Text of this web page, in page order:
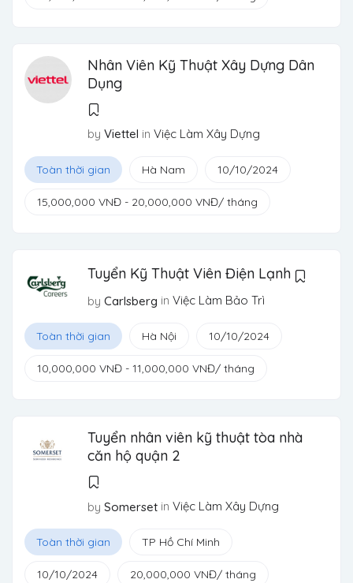
Nhân Viên Kỹ Thuật Xây Dựng Dân
Dụng
by Viettel in Việc Làm Xây Dựng
Toàn thời gian Hà Nam 10/10/2024
15,000,000 VNĐ - 20,000,000 VNĐ/ tháng
Tuyển Kỹ Thuật Viên Điện Lạnh
by Carlsberg in Việc Làm Bảo Trì
Toàn thời gian Hà Nội 10/10/2024
10,000,000 VNĐ - 11,000,000 VNĐ/ tháng
Tuyển nhân viên kỹ thuật tòa nhà
căn hộ quận 2
by Somerset in Việc Làm Xây Dựng
Toàn thời gian TP Hồ Chí Minh
10/10/2024 20,000,000 VNĐ/ tháng